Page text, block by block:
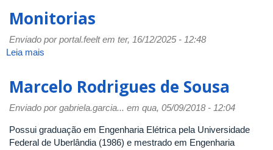
Rodrigues
de
Monitorias
Enviado porportal.feeltem ter, 16/12/2025 - 12:48
Leia mais
Marcelo Rodrigues de Sousa
Enviado porgabriela.garcia... em qua, 05/09/2018 - 12:04
Possui graduação em Engenharia Elétrica pela Universidade
Federal de Uberlândia (1986) e mestrado em Engenharia